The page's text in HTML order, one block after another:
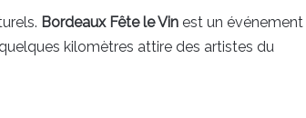
Bordeaux Fête le Vin est un événement
kilomètres attire des artistes du